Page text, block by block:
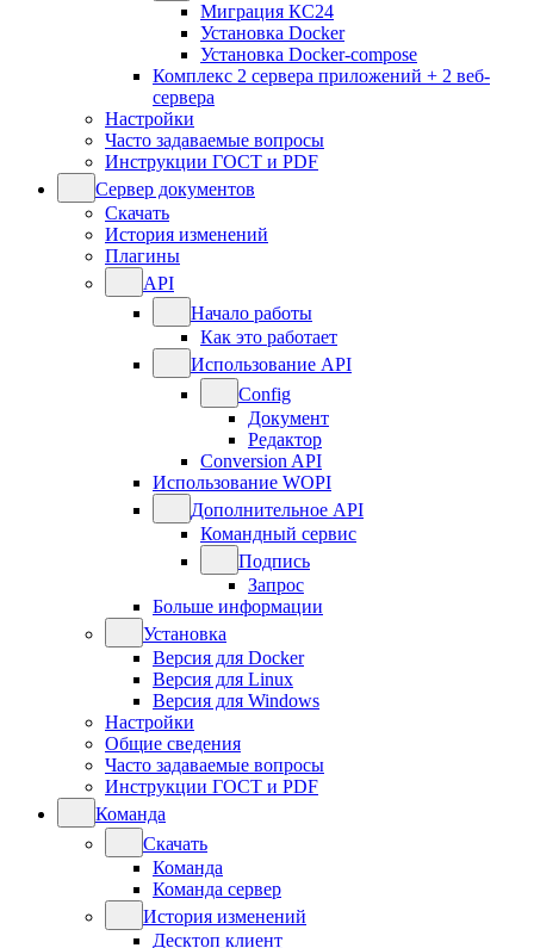
Миграция КС24
Установка Docker
Установка Docker-compose
Комплекс 2 сервера приложений + 2 веб-
сервера
Настройки
Часто задаваемые вопросы
Инструкции ГОСТ и PDF
Сервер документов
Скачать
История изменений
Плагины
API
Начало работы
Как это работает
Использование API
Config
Документ
Редактор
Conversion API
Использование WOPI
Дополнительное API
Командный сервис
Подпись
Запрос
Больше информации
Установка
Версия для Docker
Версия для Linux
Версия для Windows
Настройки
Общие сведения
Часто задаваемые вопросы
Инструкции ГОСТ и PDF
Команда
Скачать
Команда
Команда сервер
История изменений
Десктоп клиент